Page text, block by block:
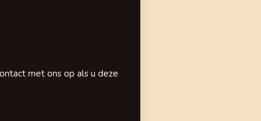
met ons op als u deze